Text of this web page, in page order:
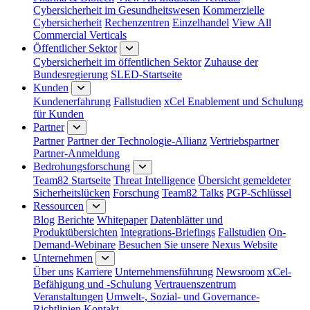
Cybersicherheit im Gesundheitswesen Kommerzielle
Cybersicherheit Rechenzentren Einzelhandel View All
Commercial Verticals
Öffentlicher Sektor
Cybersicherheit im öffentlichen Sektor Zuhause der
Bundesregierung SLED-Startseite
Kunden
Kundenerfahrung Fallstudien xCel Enablement und Schulung
für Kunden
Partner
Partner Partner der Technologie-Allianz Vertriebspartner
Partner-Anmeldung
Bedrohungsforschung
Team82 Startseite Threat Intelligence Übersicht gemeldeter
Sicherheitslücken Forschung Team82 Talks PGP-Schlüssel
Ressourcen
Blog Berichte Whitepaper Datenblätter und
Produktübersichten Integrations-Briefings Fallstudien On-
Demand-Webinare Besuchen Sie unsere Nexus Website
Unternehmen
Über uns Karriere Unternehmensführung Newsroom xCel-
Befähigung und -Schulung Vertrauenszentrum
Veranstaltungen Umwelt-, Sozial- und Governance-